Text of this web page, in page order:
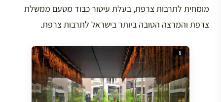
מומחית לתרבות צרפת, בעלת עיטור כבוד מטעם ממשלת
צרפת והמרצה הטובה ביותר בישראל לתרבות צרפת.